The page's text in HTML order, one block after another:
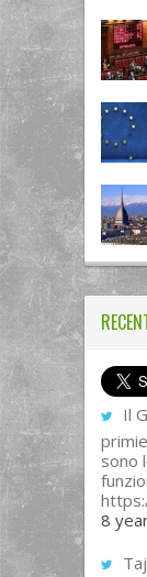
Il
sono
8